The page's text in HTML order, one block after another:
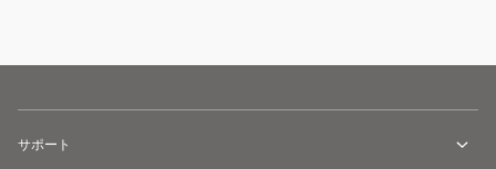
サポート